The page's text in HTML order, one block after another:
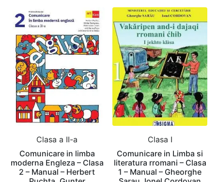
Clasa a II-a
Comunicare in limba
moderna Engleza – Clasa
2 – Manual – Herbert
Clasa I
Comunicare in Limba si
literatura rromani – Clasa
1 – Manual – Gheorghe